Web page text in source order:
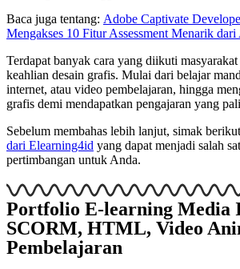
Baca juga tentang: Adobe Captivate
Mengakses 10 Fitur Assessment Menarik
Terdapat banyak cara yang diikuti
keahlian desain grafis. Mulai dari belajar
internet, atau video pembelajaran, hingga
grafis demi mendapatkan pengajaran yang
Sebelum membahas lebih lanjut, simak
dari Elearning4id yang dapat menjadi salah
pertimbangan untuk Anda.
Portfolio E-learning Media
SCORM, HTML, Video
Pembelajaran